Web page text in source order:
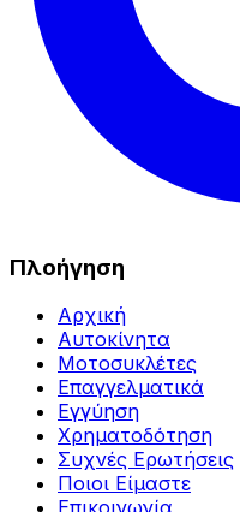
Πλοήγηση
Αρχική
Αυτοκίνητα
Μοτοσυκλέτες
Επαγγελματικά
Εγγύηση
Χρηματοδότηση
Συχνές Ερωτήσεις
Ποιοι Είμαστε